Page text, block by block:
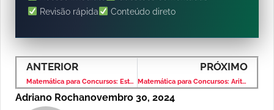
Revisão rápida
Conteúdo direto
ANTERIOR
Matemática para Concursos: Estatística – Banca VUNESP – Nível Fundamental
PRÓXIMO
Matemática para Concursos: Aritmética e Problemas – Banca VUNESP – Nível Fundamental
Adriano Rochanovembro 30, 2024